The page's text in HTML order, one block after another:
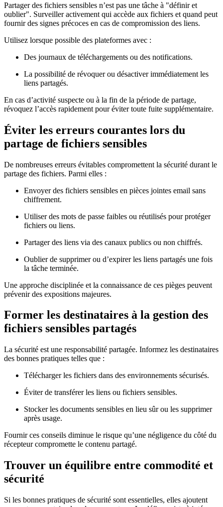
Partager des fichiers sensibles n’est pas une tâche à "définir et
oublier". Surveiller activement qui accède aux fichiers et quand peut
fournir des signes précoces en cas de compromission des liens.
Utilisez lorsque possible des plateformes avec :
Des journaux de téléchargements ou des notifications.
La possibilité de révoquer ou désactiver immédiatement les
liens partagés.
En cas d’activité suspecte ou à la fin de la période de partage,
révoquez l’accès rapidement pour éviter toute fuite supplémentaire.
Éviter les erreurs courantes lors du
partage de fichiers sensibles
De nombreuses erreurs évitables compromettent la sécurité durant le
partage des fichiers. Parmi elles :
Envoyer des fichiers sensibles en pièces jointes email sans
chiffrement.
Utiliser des mots de passe faibles ou réutilisés pour protéger
fichiers ou liens.
Partager des liens via des canaux publics ou non chiffrés.
Oublier de supprimer ou d’expirer les liens partagés une fois
la tâche terminée.
Une approche disciplinée et la connaissance de ces pièges peuvent
prévenir des expositions majeures.
Former les destinataires à la gestion des
fichiers sensibles partagés
La sécurité est une responsabilité partagée. Informez les destinataires
des bonnes pratiques telles que :
Télécharger les fichiers dans des environnements sécurisés.
Éviter de transférer les liens ou fichiers sensibles.
Stocker les documents sensibles en lieu sûr ou les supprimer
après usage.
Fournir ces conseils diminue le risque qu’une négligence du côté du
récepteur compromette le contenu partagé.
Trouver un équilibre entre commodité et
sécurité
Si les bonnes pratiques de sécurité sont essentielles, elles ajoutent